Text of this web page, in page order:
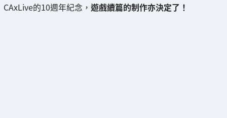
CAxLive的10週年紀念， 遊戲續篇的制作亦決定了！